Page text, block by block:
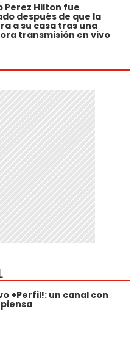
Perez Hilton fue
después de que la
a su casa tras una
transmisión en vivo
+Perfil!: un canal con